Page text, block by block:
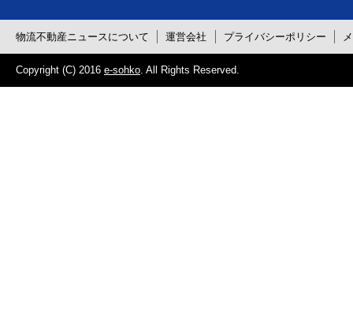
物流不動産ニュースについて 運営会社 プライバシーポリシー
Copyright (C) 2016 e-sohko. All Rights Reserved.